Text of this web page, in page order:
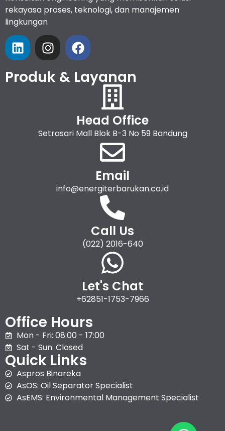
rekayasa proses, teknologi, dan manajemen
lingkungan
Produk & Layanan
Head Office
Setrasari Mall Blok B-3 No 59 Bandung
Email
info@energiterbarukan.co.id
Call Us
(022) 2016-640
Let's Chat
+62851-1753-7966
Office Hours
Mon - Fri: 08:00 - 17:00
Sat - Sun: Closed
Quick Links
Aspros Binareka
AsOS: Oil Separator Specialist
AsEMS: Environmental Management Specialist